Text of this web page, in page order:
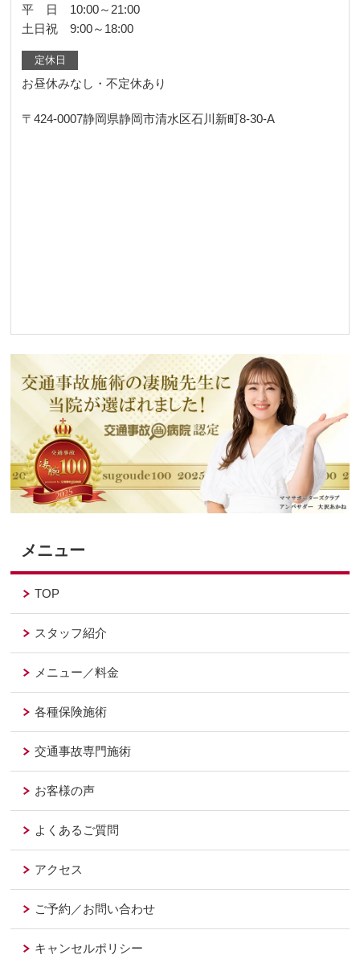
平 日 10:00～21:00
土日祝 9:00～18:00
定休日
お昼休みなし・不定休あり
〒424-0007静岡県静岡市清水区石川新町8-30-A
メニュー
TOP
スタッフ紹介
メニュー／料金
各種保険施術
交通事故専門施術
お客様の声
よくあるご質問
アクセス
ご予約／お問い合わせ
キャンセルポリシー